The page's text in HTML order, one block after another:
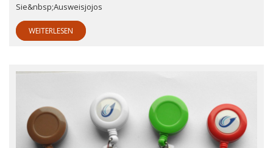
Sie&nbsp;Ausweisjojos
WEITERLESEN